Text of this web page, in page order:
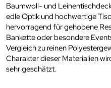
Baumwoll- und
edle Optik und hochwertige
hervorragend für gehobene
Bankette oder besondere
Vergleich zu reinen
Charakter dieser Materialien
sehr geschätzt.